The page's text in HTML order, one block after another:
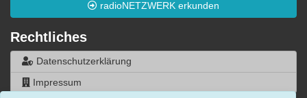
radioNETZWERK erkunden
Rechtliches
Datenschutzerklärung
Impressum